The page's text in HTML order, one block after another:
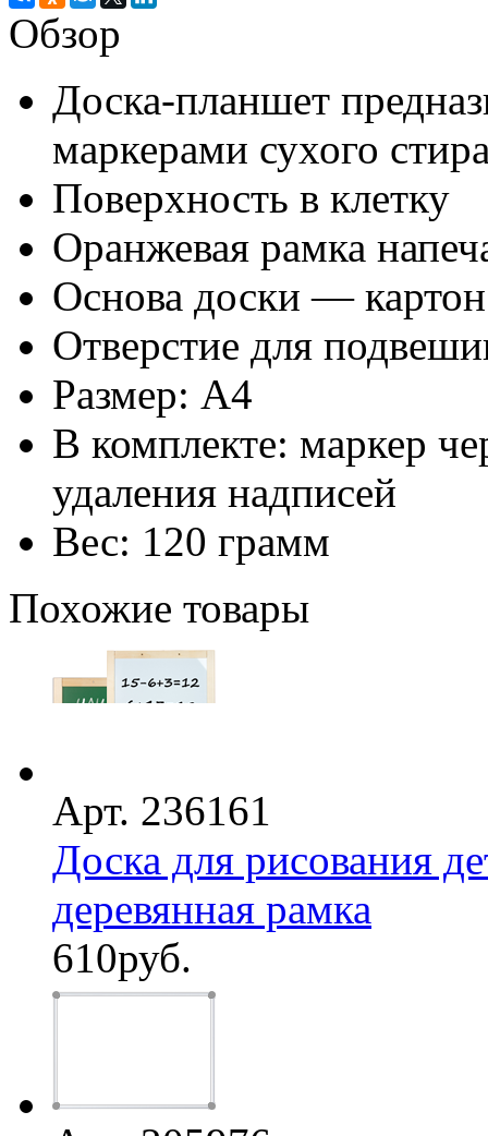
Обзор
Доска-планшет
маркерами сухого
Поверхность в клетку
Оранжевая рамка
Основа доски —
Отверстие для
Размер: А4
В комплекте: маркер
удаления надписей
Вес: 120 грамм
Похожие товары
Арт. 236161
Доска для рисования
деревянная рамка
610руб.